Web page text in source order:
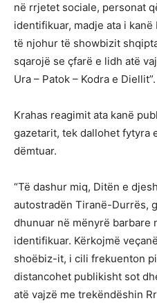
në rrjetet sociale, personat
identifikuar, madje ata i
të njohur të showbizit
sqarojë se çfarë e lidh atë
Ura – Patok – Kodra e Diellit”.
Krahas reagimit ata kanë
gazetarit, tek dallohet fytyra
dëmtuar.
“Të dashur miq, Ditën e
autostradën Tiranë-Durrës,
dhunuar në mënyrë barbare
identifikuar. Kërkojmë
shoëbiz-it, i cili frekuenton
distancohet publikisht sot
atë vajzë me trekëndëshin